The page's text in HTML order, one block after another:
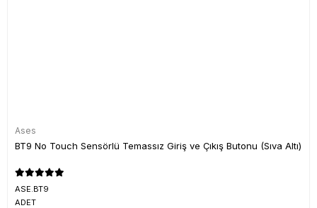
Ases
BT9 No Touch Sensörlü Temassız Giriş ve Çıkış Butonu (Sıva Altı)
ASE.BT9
ADET